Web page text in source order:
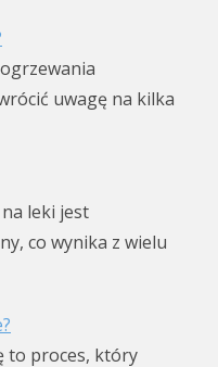
uwagę na kilka
leki jest
co wynika z wielu
to proces, który